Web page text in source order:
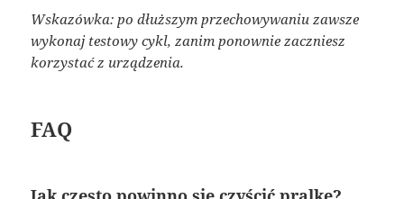
Wskazówka: po dłuższym przechowywaniu zawsze
wykonaj testowy cykl, zanim ponownie zaczniesz
korzystać z urządzenia.
FAQ